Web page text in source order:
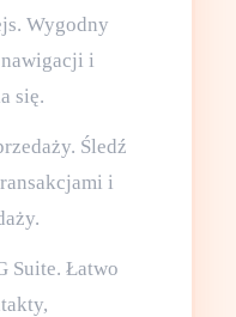
Wygodny
i
się.
Śledź
i
Suite. Łatwo